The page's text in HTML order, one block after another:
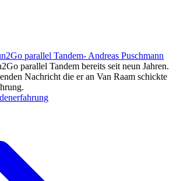
parallel Tandem- Andreas Puschmann
parallel Tandem bereits seit neun Jahren.
Nachricht die er an Van Raam schickte